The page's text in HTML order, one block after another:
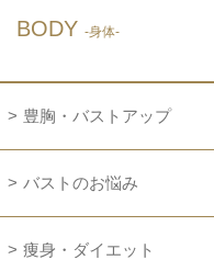
BODY -身体-
豊胸・バストアップ
バストのお悩み
痩身・ダイエット